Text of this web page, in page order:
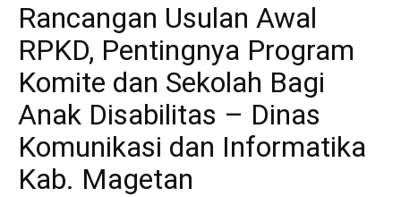
Rancangan Usulan Awal
RPKD, Pentingnya Program
Komite dan Sekolah Bagi
Anak Disabilitas – Dinas
Komunikasi dan Informatika
Kab. Magetan